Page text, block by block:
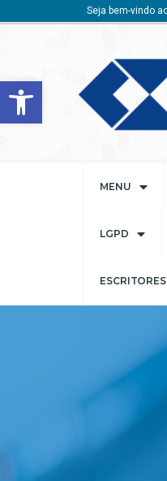
Barra de Ferramentas Aberta
Seja bem-vindo
MENU
LGPD